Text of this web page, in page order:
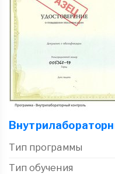
Тип программы
Тип обучения